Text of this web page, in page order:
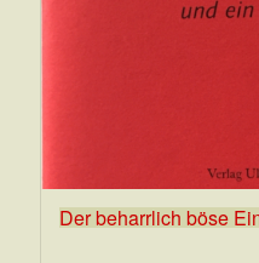
Der beharrlich böse